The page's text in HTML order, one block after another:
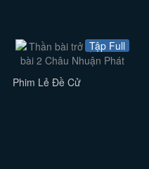
Tập Full
Phim Lẻ Đề Cử